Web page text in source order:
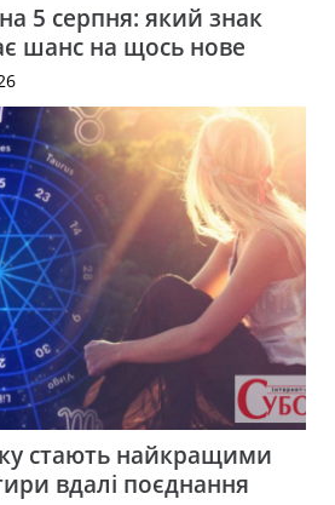
5 серпня: який знак
шанс на щось нове
стають найкращими
вдалі поєднання